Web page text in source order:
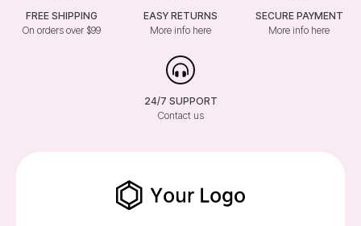
FREE SHIPPING
On orders over $99
EASY RETURNS
More info here
SECURE PAYMENT
More info here
24/7 SUPPORT
Contact us